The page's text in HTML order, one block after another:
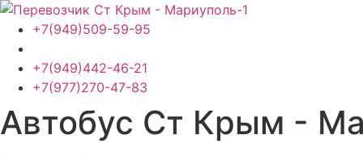
Перейти
содержимому
+7(949)509-59-95
+7(949)442-46-21
+7(977)270-47-83
Автобус Ст Крым -